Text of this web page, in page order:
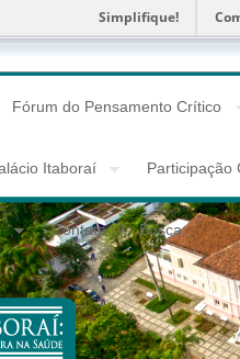
Simplifique!
Fórum do Pensamento Crítico
Itaboraí Participação
Contato Busca